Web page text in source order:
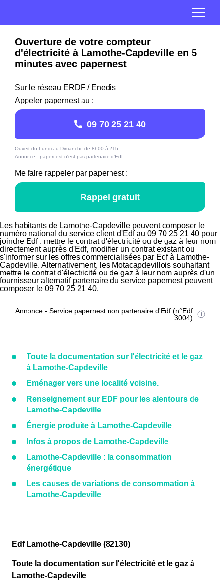
Ouverture de votre compteur
d'électricité à Lamothe-Capdeville en 5
minutes avec papernest
Sur le réseau ERDF / Enedis
Appeler papernest au :
09 70 25 21 40
Ouvert du Lundi au Dimanche de 8h00 à 21h
Annonce - papernest n'est pas partenaire d'Edf
Me faire rappeler par papernest :
Rappel gratuit
Les habitants de Lamothe-Capdeville peuvent composer le
numéro national du service client d'Edf au 09 70 25 21 40 pour
joindre Edf : mettre le contrat d'électricité ou de gaz à leur nom
directement auprès d'Edf, modifier un contrat existant ou
s'informer sur les offres commercialisées par Edf à Lamothe-
Capdeville. Alternativement, les Motacapdevillois souhaitant
mettre le contrat d'électricité ou de gaz à leur nom auprès d'un
fournisseur alternatif partenaire du service papernest peuvent
composer le 09 70 25 21 40.
Annonce - Service papernest non partenaire d'Edf (n°Edf
: 3004)
Toute la documentation sur l'électricité et le gaz
à Lamothe-Capdeville
Eménager vers une localité voisine.
Renseignement sur EDF pour les alentours de
Lamothe-Capdeville
Énergie produite à Lamothe-Capdeville
Infos à propos de Lamothe-Capdeville
Lamothe-Capdeville : la consommation
énergétique
Les causes de variations de consommation à
Lamothe-Capdeville
Edf Lamothe-Capdeville (82130)
Toute la documentation sur l'électricité et le gaz à
Lamothe-Capdeville